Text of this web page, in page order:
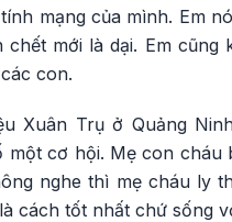
mạng của mình. Em
mới là dại. Em
con.
Xuân Trụ ở Quảng
cơ hội. Mẹ con
nghe thì mẹ cháu ly
cách tốt nhất chứ sống